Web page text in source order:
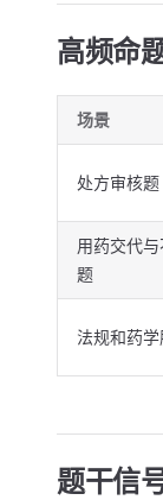
高频命
场景
处方审核题
用药交代
题
法规和药
题干信